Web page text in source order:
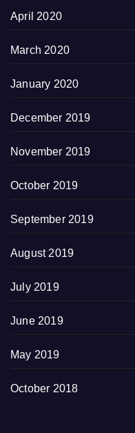
April 2020
March 2020
January 2020
December 2019
November 2019
October 2019
September 2019
August 2019
July 2019
June 2019
May 2019
October 2018